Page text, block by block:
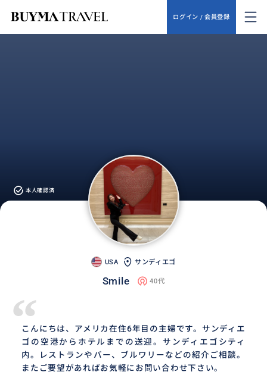
ログイン / 会員登録
本人確認済
USA サンディエゴ
Smile 40代
“
こんにちは、アメリカ在住6年目の主婦です。サンディエ
ゴの空港からホテルまでの送迎。サンディエゴシティ
内。レストランやバー、ブルワリーなどの紹介ご相談。
またご要望があればお気軽にお問い合わせ下さい。